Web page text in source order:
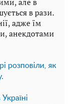
але в
в рази.
адже їм
анекдотами
розповіли, як
Україні